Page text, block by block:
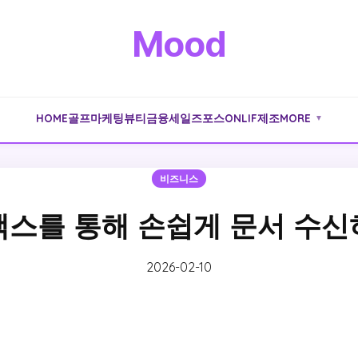
Mood
HOME골프마케팅뷰티금융세일즈포스ONLIF제조MORE ▼
비즈니스
스를 통해 손쉽게 문서 수신
2026-02-10